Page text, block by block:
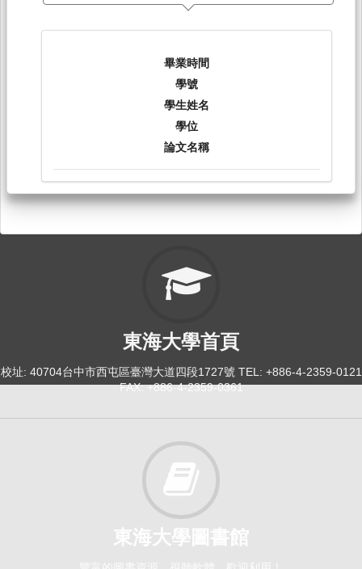
114-1
日間學士班-哲學系2-4
人文：人文價值思辨[3033]
日間學士班-共必修1-4
畢業時間
學號
學生姓名
學位
論文名稱
東海大學首頁
校址: 40704台中市西屯區臺灣大道四段1727號 TEL: +886-4-2359-0121
FAX: +886-4-2359-0361
東海大學圖書館